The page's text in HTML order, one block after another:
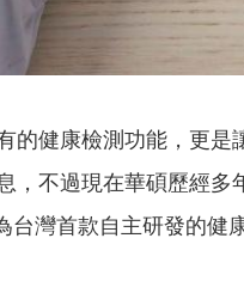
的健康檢測功能，更
不過現在華碩歷經多
灣首款自主研發的健